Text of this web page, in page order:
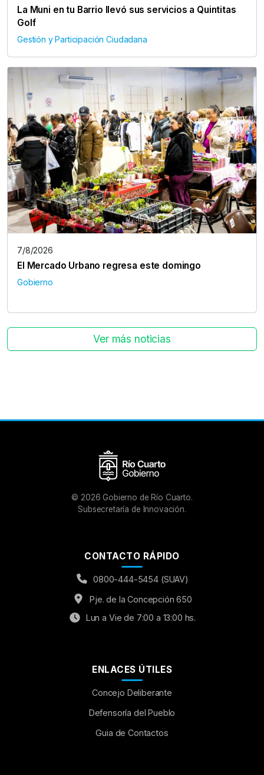
La Muni en tu Barrio llevó sus servicios a Quintitas
Golf
Gestión y Participación Ciudadana
7/8/2026
El Mercado Urbano regresa este domingo
Gobierno
Ver más noticias
© 2026 Gobierno de Río Cuarto.
Subsecretaría de Innovación.
CONTACTO RÁPIDO
0800-444-5454 (SUAV)
Pje. de la Concepción 650
Lun a Vie de 7:00 a 13:00 hs.
ENLACES ÚTILES
Concejo Deliberante
Defensoría del Pueblo
Guia de Contactos
Aumentar Fuente
OFF